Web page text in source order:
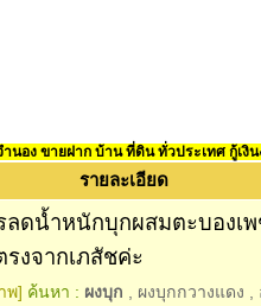
นอง ขายฝาก บ้าน ที่ดิน ทั่วประเทศ กู้เงิ
รายละเอียด
ดน้ำหนักบุกผสมตะบองเ
งจากเภสัชค่ะ
พ] ค้นหา : ผงบุก ผงบุกกวางแดง